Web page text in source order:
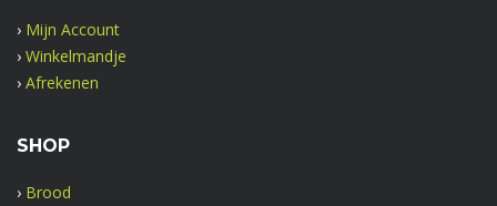
› Mijn Account
› Winkelmandje
› Afrekenen
SHOP
› Brood